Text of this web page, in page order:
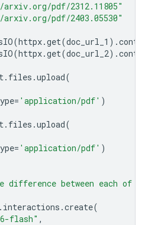
pdf/2312.11805"
pdf/2403.05530"
(httpx.get(doc_url_1 ) .
(httpx.get(doc_url_2) .
. files .upload(
= 'application/pdf' )
. files .upload(
= 'application/pdf' )
difference between each of
. interactions .create(
flash" ,